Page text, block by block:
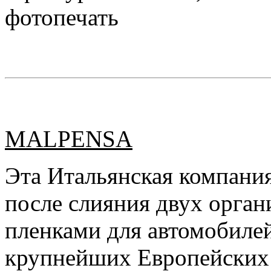
фотопечать
MALPENSA
Эта Итальянская
после слияния двух
пленками для
крупнейших